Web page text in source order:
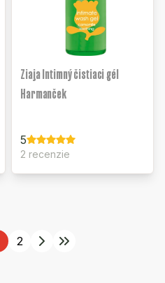
Ziaja Intimný čistiaci gél
Harmanček
5
2 recenzie
2